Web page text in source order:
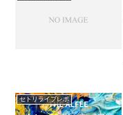
セトリライブレポ